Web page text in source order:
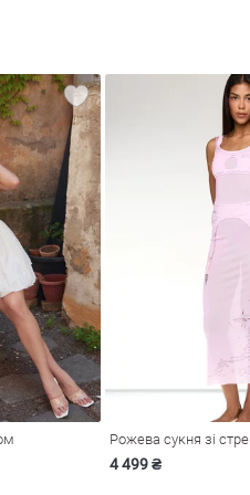
4 499 ₴